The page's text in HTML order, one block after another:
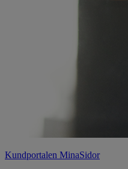
Kundportalen MinaSidor